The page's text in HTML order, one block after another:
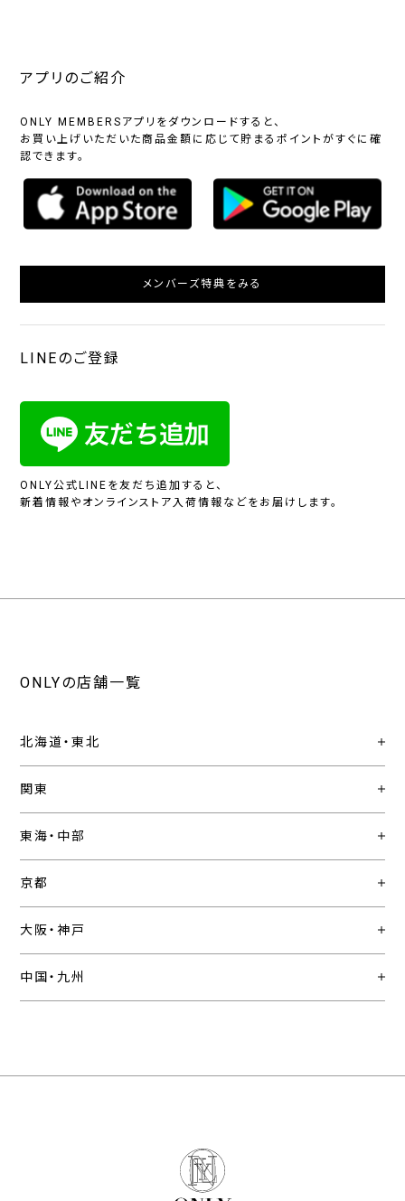
アプリのご紹介
ONLY MEMBERSアプリをダウンロードすると、
お買い上げいただいた商品金額に応じて貯まるポイントがすぐに確
認できます。
メンバーズ特典をみる
LINEのご登録
ONLY公式LINEを友だち追加すると、
新着情報やオンラインストア入荷情報などをお届けします。
ONLYの店舗一覧
北海道・東北
関東
東海・中部
京都
大阪・神戸
中国・九州